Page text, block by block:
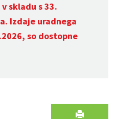
skladu s 33.
Izdaje uradnega
so dostopne